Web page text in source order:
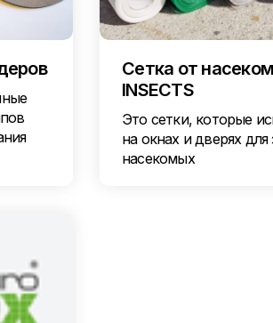
Сетка от
INSECTS
Это сетки, которые
на окнах и дверях
насекомых